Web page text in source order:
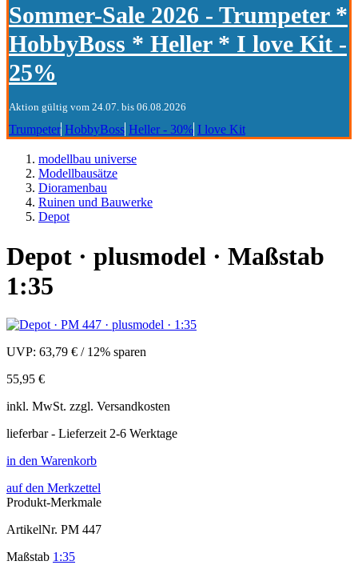
Sommer-Sale 2026 - Trumpeter *
HobbyBoss * Heller * I love Kit -
25%
Aktion gültig vom 24.07. bis 06.08.2026
Trumpeter HobbyBoss Heller - 30% I love Kit
modellbau universe
Modellbausätze
Dioramenbau
Ruinen und Bauwerke
Depot
Depot · plusmodel · Maßstab
1:35
UVP: 63,79 € / 12% sparen
55,95 €
inkl. MwSt. zzgl. Versandkosten
lieferbar - Lieferzeit 2-6 Werktage
in den Warenkorb
auf den Merkzettel
Produkt-Merkmale
ArtikelNr. PM 447
Maßstab 1:35